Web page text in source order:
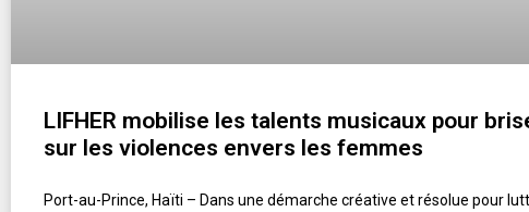
LIFHER mobilise les talents musicaux pour
sur les violences envers les femmes
Port-au-Prince, Haïti – Dans une démarche créative et résolue pour